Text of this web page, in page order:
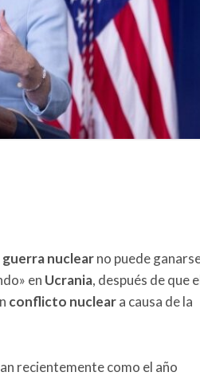
guerra nuclearno puede
en Ucrania, después de que
conflicto nucleara causa de la
recientemente como el año